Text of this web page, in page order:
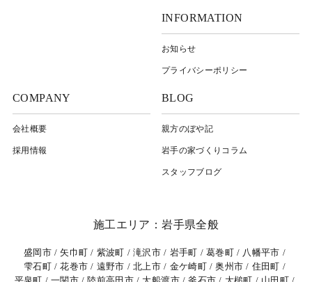
INFORMATION
お知らせ
プライバシーポリシー
COMPANY
会社概要
採用情報
BLOG
親方のぼや記
岩⼿の家づくりコラム
スタッフブログ
施工エリア：岩手県全般
盛岡市 矢巾町 紫波町 滝沢市 岩手町 葛巻町
八幡平市
雫石町
花巻市 遠野市 北上市 金ケ崎町 奥州市
住田町